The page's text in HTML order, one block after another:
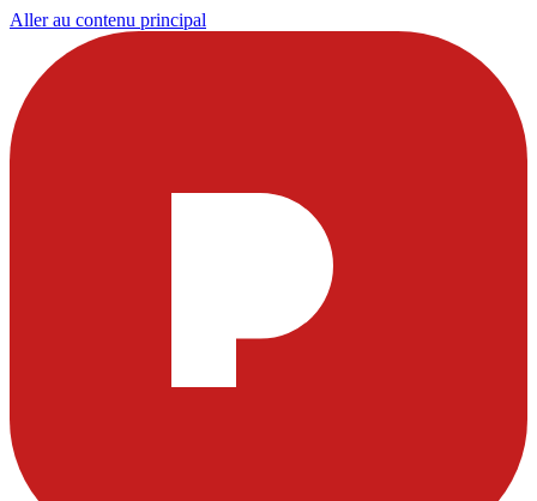
Aller au contenu principal